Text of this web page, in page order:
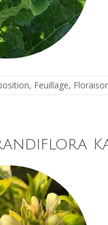
, Feuillage,